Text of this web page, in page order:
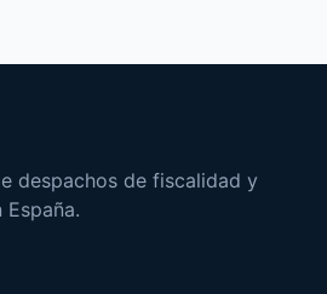
despachos de fiscalidad y